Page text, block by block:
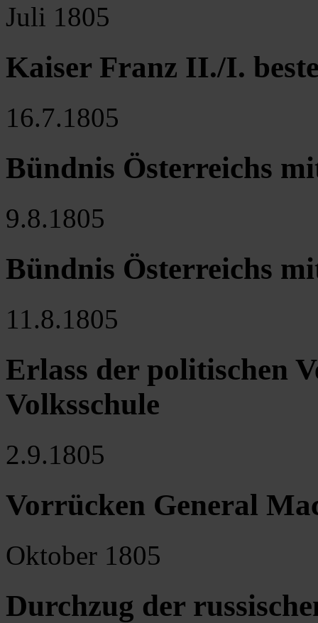
Juli 1805
Kaiser Franz II./I.
16.7.1805
Bündnis Österreichs
9.8.1805
Bündnis Österreichs
11.8.1805
Erlass der politischen
Volksschule
2.9.1805
Vorrücken General
Oktober 1805
Durchzug der